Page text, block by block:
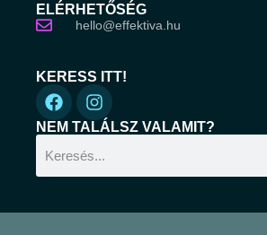
ELÉRHETŐSÉG
hello@effektiva.hu
KERESS ITT!
NEM TALÁLSZ VALAMIT?